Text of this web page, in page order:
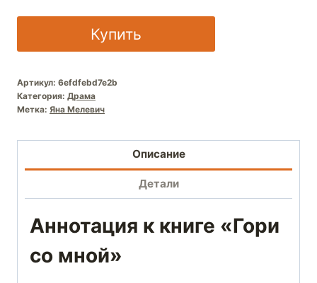
Купить
Артикул: 6efdfebd7e2b
Категория: Драма
Метка: Яна Мелевич
Описание
Детали
Аннотация к книге «Гори
со мной»